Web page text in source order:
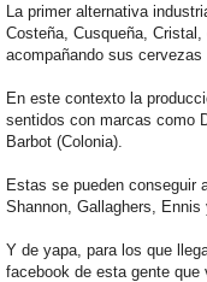
La primer alternativa
Costeña, Cusqueña,
acompañando sus
En este contexto la
sentidos con marcas como
Barbot (Colonia).
Estas se pueden conseguir
Shannon, Gallaghers, Ennis
Y de yapa, para los que
facebook de esta gente que